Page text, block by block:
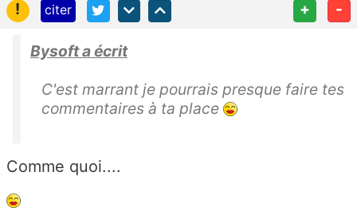
!
citer + -
Bysoft a écrit
C'est marrant je pourrais presque faire tes
commentaires à ta place
Comme quoi....